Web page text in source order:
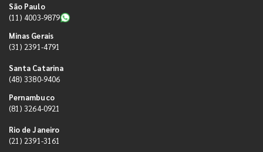
São Paulo
(11) 4003-9879
Minas Gerais
(31) 2391-4791
Santa Catarina
(48) 3380-9406
Pernambuco
(81) 3264-0921
Rio de Janeiro
(21) 2391-3161